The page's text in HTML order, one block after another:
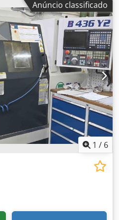
DE BARRA: 45 mm SPINDLE:
Nm; ASA 5" CURSO DO EIXO
55/-50 mm CURSO DO EIXO
X-Y-Z: 20 - 6 - 24 m/min
12 POSIÇÕES; 3000 rpm; 3,7
FANUC 18i-TB PESO: 4500 kg
2000 x 1900 mm ACESSÓRIOS:
DE CAVACOS;
Dkodpsyy D Ncjfx Amlor
FUSO E MOTORIZAÇÃO DA
DA CORREIA DO MOTOR
Anúncio classificado
1 / 6